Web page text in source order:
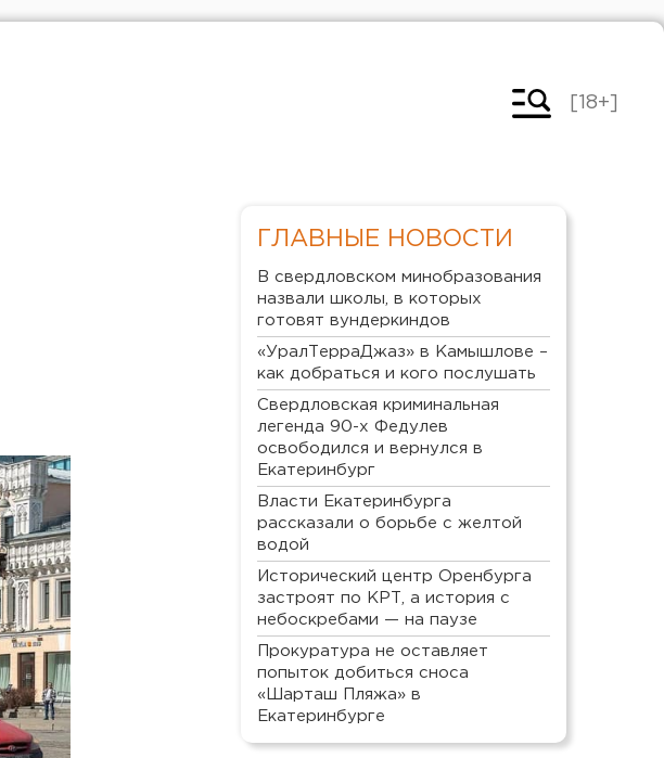
[18+]
ГЛАВНЫЕ НОВОСТИ
В свердловском минобразования
назвали школы, в которых
готовят вундеркиндов
«УралТерраДжаз» в Камышлове –
как добраться и кого послушать
Свердловская криминальная
легенда 90-х Федулев
освободился и вернулся в
Екатеринбург
Власти Екатеринбурга
рассказали о борьбе с желтой
водой
Исторический центр Оренбурга
застроят по КРТ, а история с
небоскребами — на паузе
Прокуратура не оставляет
попыток добиться сноса
«Шарташ Пляжа» в
Екатеринбурге